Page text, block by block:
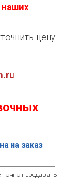
цену:
на заказ
точно передавать